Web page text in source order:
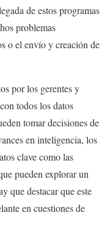
de estos programas
problemas
o el envío y creación de
por los gerentes y
todos los datos
tomar decisiones de
en inteligencia, los
clave como las
pueden explorar un
que destacar que este
en cuestiones de